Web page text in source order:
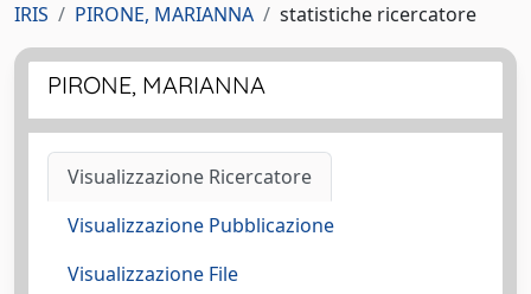
IRIS PIRONE, MARIANNA statistiche ricercatore
PIRONE, MARIANNA
Visualizzazione Ricercatore
Visualizzazione Pubblicazione
Visualizzazione File